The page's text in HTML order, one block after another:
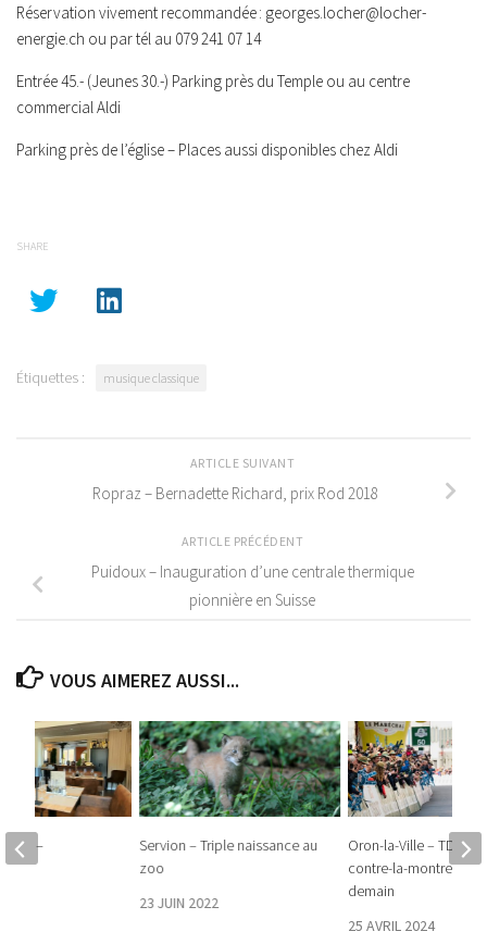
Réservation vivement recommandée : georges.locher@locher-
energie.ch ou par tél au 079 241 07 14
Entrée45.- (Jeunes 30.-) Parking près du Temple ou au centre
commercial Aldi
Parking près de l’église – Places aussi disponibles chez Aldi
SHARE
Étiquettes : musique classique
ARTICLE SUIVANT
Ropraz – Bernadette Richard, prix Rod 2018
ARTICLE PRÉCÉDENT
Puidoux – Inauguration d’une centrale thermique
pionnière en Suisse
VOUS AIMEREZ AUSSI...
Servion – Triple naissance au
zoo
23 JUIN 2022
Oron-la-Ville – TDR : Le
contre-la-montre,
demain
25 AVRIL 2024
–
la